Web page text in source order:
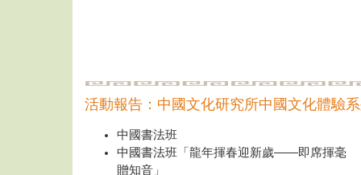
活動報告：中國文化研究所中國文化體驗
中國書法班
中國書法班「龍年揮春迎新歲——即席揮毫
贈知音」